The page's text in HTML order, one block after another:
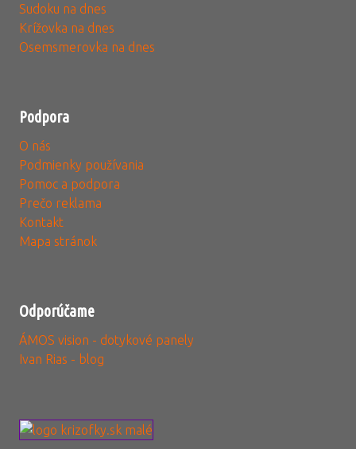
Sudoku na dnes
Krížovka na dnes
Osemsmerovka na dnes
Podpora
O nás
Podmienky používania
Pomoc a podpora
Prečo reklama
Kontakt
Mapa stránok
Odporúčame
ÁMOS vision - dotykové panely
Ivan Rias - blog